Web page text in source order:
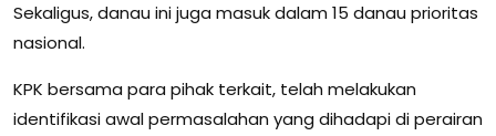
Sekaligus, danau ini juga masuk dalam 15 danau prioritas
nasional.
KPK bersama para pihak terkait, telah melakukan
identifikasi awal permasalahan yang dihadapi di perairan